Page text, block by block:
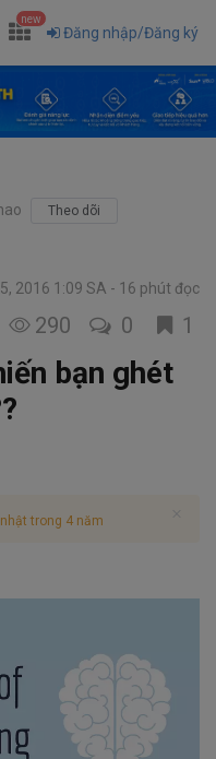
new
Đăng nhập/Đăng ký
Theo dõi
2016 1:09 SA 16 phút đọc
290 0 1
bạn ghét
trong 4 năm